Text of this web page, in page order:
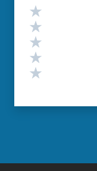
Valutazione